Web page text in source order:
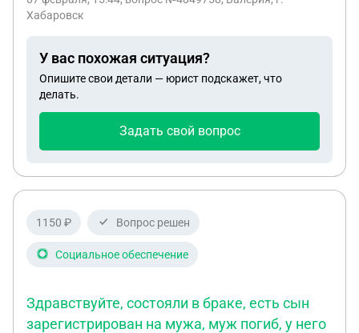
Хабаровск
У вас похожая ситуация?
Опишите свои детали — юрист подскажет, что
делать.
Задать свой вопрос
1150 ₽ Вопрос решен
Социальное обеспечение
Здравствуйте, состояли в браке, есть сын
зарегистрирован на мужа, муж погиб, у него